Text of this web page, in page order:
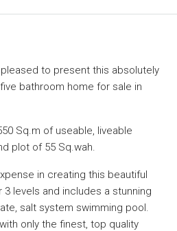
pleased to present this absolutely
bathroom home for sale in
Sq.m of useable, liveable
plot of 55 Sq.wah.
in creating this beautiful
levels and includes a stunning
salt system swimming pool.
only the finest, top quality